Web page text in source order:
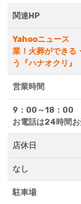
関連HP
Yahooニュース
業！火葬ができる
う『ハナオクリ』
営業時間
9：00～18：00
お電話は24時間お
店休日
なし
駐車場